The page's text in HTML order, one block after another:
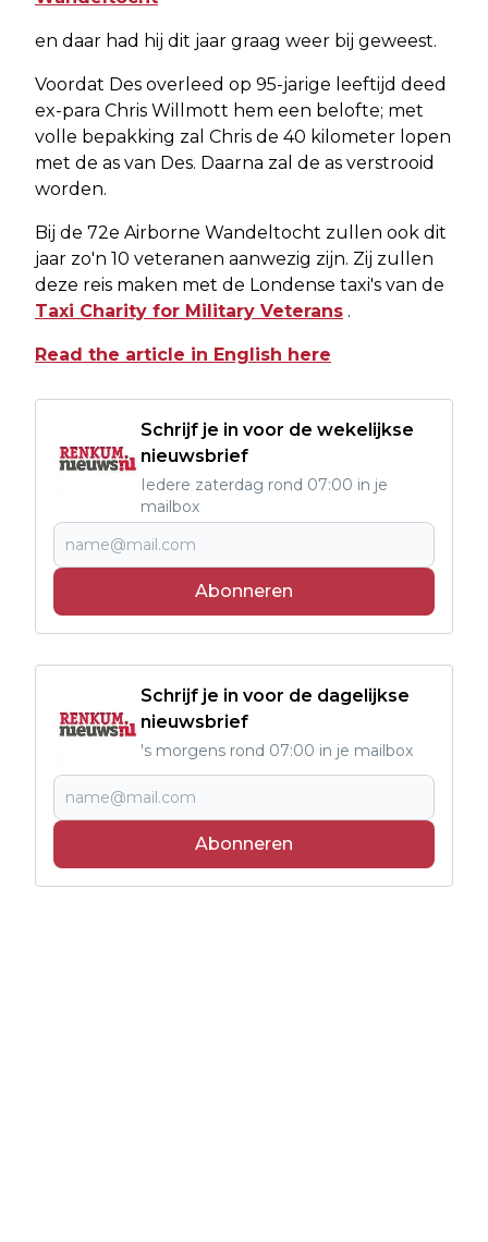
en daar had hij dit jaar graag weer bij geweest.
Voordat Des overleed op 95-jarige leeftijd deed
ex-para Chris Willmott hem een belofte; met
volle bepakking zal Chris de 40 kilometer lopen
met de as van Des. Daarna zal de as verstrooid
worden.
Bij de 72e Airborne Wandeltocht zullen ook dit
jaar zo'n 10 veteranen aanwezig zijn. Zij zullen
deze reis maken met de Londense taxi's van de
Taxi Charity for Military Veterans .
Read the article in English here
Schrijf je in voor de wekelijkse
nieuwsbrief
Iedere zaterdag rond 07:00 in je
mailbox
Abonneren
Schrijf je in voor de dagelijkse
nieuwsbrief
's morgens rond 07:00 in je mailbox
Abonneren